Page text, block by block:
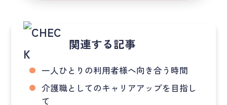
関連する記事
一人ひとりの利用者様へ向き合う時間
介護職としてのキャリアアップを目指し
て